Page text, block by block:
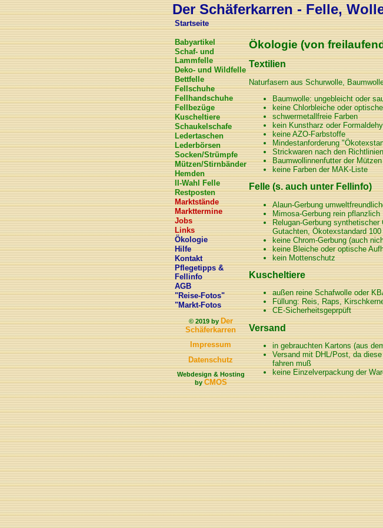
Der Schäferkarren - Felle,
Startseite
Babyartikel
Schaf- und
Lammfelle
Deko- und Wildfelle
Bettfelle
Fellschuhe
Fellhandschuhe
Fellbezüge
Kuscheltiere
Schaukelschafe
Ledertaschen
Lederbörsen
Socken/Strümpfe
Mützen/Stirnbänder
Hemden
II-Wahl Felle
Restposten
Marktstände
Markttermine
Jobs
Links
Ökologie
Hilfe
Kontakt
Pflegetipps &
Fellinfo
AGB
"Reise-Fotos"
"Markt-Fotos
© 2019 byDer
Schäferkarren
Impressum
Datenschutz
Webdesign & Hosting
byCMOS
Ökologie (von
Textilien
Naturfasern aus Schurwolle,
Baumwolle: ungebleicht oder
keine Chlorbleiche oder
schwermetallfreie Farben
kein Kunstharz oder
keine AZO-Farbstoffe
Mindestanforderung
Strickwaren nach den
Baumwollinnenfutter der
keine Farben der MAK-Liste
Felle (s. auch unter Fellinfo)
Alaun-Gerbung
Mimosa-Gerbung rein pflanzlich
Relugan-Gerbung
Gutachten, Ökotexstandard 100
keine Chrom-Gerbung (auch
keine Bleiche oder optische
kein Mottenschutz
Kuscheltiere
außen reine Schafwolle oder
Füllung: Reis, Raps,
CE-Sicherheitsgeprpüft
Versand
in gebrauchten Kartons (aus
Versand mit DHL/Post, da
fahren muß
keine Einzelverpackung der